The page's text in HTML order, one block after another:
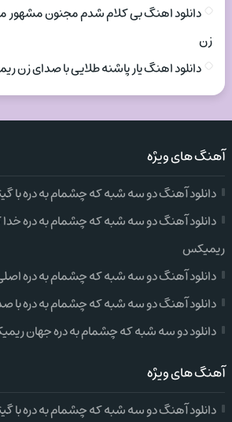
دانلود اهنگ بی کلام شدم مجنون مشهور
زن
دانلود اهنگ یار پاشنه طلایی با صدای زن
آهنگ های ویژه
دانلود آهنگ دو سه شبه که چشمام به دره با
دانلود آهنگ دو سه شبه که چشمام به دره خدا
ریمیکس
دانلود آهنگ دو سه شبه که چشمام به دره
دانلود آهنگ دو سه شبه که چشمام به دره با
دانلود دو سه شبه که چشمام به دره جهان
آهنگ های ویژه
دانلود آهنگ دو سه شبه که چشمام به دره با